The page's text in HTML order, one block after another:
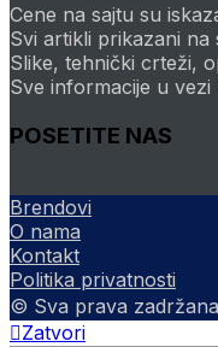
Cene na sajtu su
Svi artikli prikazani
Slike, tehnički crteži,
Sve informacije u
POSETITE NAS
Brendovi
O nama
Kontakt
Politika privatnosti
© Sva prava
Zatvori